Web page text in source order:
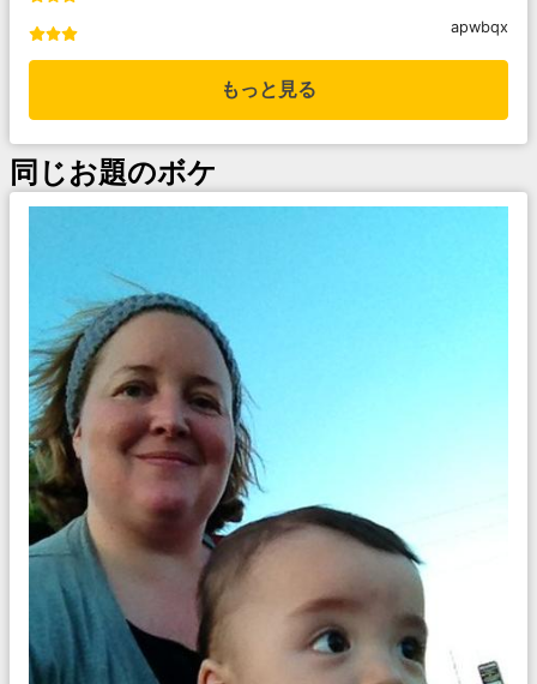
apwbqx
もっと見る
同じお題のボケ